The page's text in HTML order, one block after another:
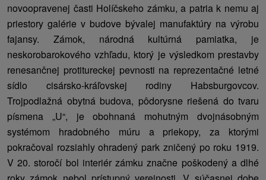
novoopravenej časti Holíčskeho zámku, a patria k nemu aj
priestory galérie v budove bývalej manufaktúry na výrobu
fajansy. Zámok, národná kultúrná pamiatka, je
neskorobarokového vzhľadu, ktorý je výsledkom prestavby
renesančnej protitureckej pevnosti na reprezentačné letné
sídlo cisársko-kráľovskej rodiny Habsburgovcov.
Trojpodlažná obytná budova, pôdorysne riešená do tvaru
písmena „U“, je obohnaná mohutným dvojnásobným
systémom hradobného múru a priekopy, za ktorými
pokračoval rozsiahly ohradený park zničený po roku 1919.
V 20. storočí bol interiér zámku značne poškodený a dlhé